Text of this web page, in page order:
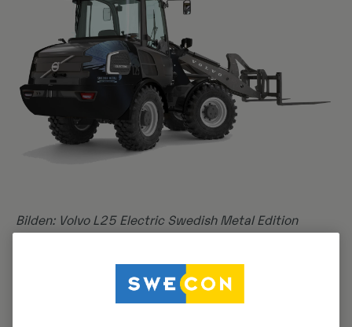
Bilden: Volvo L25 Electric Swedish Metal Edition